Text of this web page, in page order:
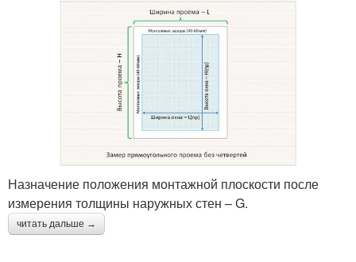
Назначение положения монтажной плоскости после
измерения толщины наружных стен – G.
читать дальше →